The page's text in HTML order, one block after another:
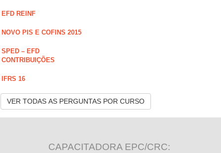
EFD REINF
NOVO PIS E COFINS 2015
SPED – EFD
CONTRIBUIÇÕES
IFRS 16
VER TODAS AS PERGUNTAS POR CURSO
CAPACITADORA EPC/CRC: